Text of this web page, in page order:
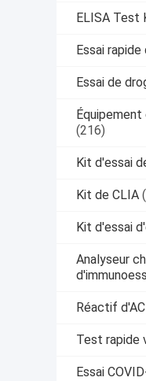
ELISA Test
Essai
Essai de
(216)
Kit d'essai
Kit de CLIA
Kit d'essai
Analyseur
Réactif
Test rapide
Essai